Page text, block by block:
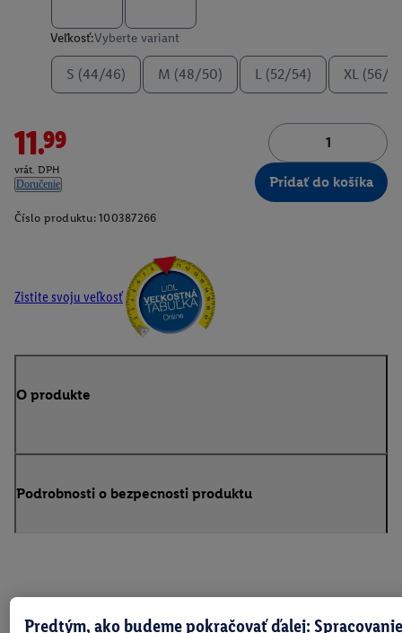
Veľkosť:Vyberte variant
S (44/46) M (48/50) L (52/54) XL (56/
11.99
vrát. DPH
Doručenie
Pridať do košíka
Číslo produktu: 100387266
Zistite svoju veľkosť
O produkte
Podrobnosti o bezpecnosti produktu
Predtým, ako budeme pokračovať ďalej: